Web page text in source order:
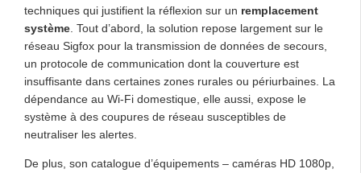
techniques qui justifient la réflexion sur un remplacement
système . Tout d’abord, la solution repose largement sur le
réseau Sigfox pour la transmission de données de secours,
un protocole de communication dont la couverture est
insuffisante dans certaines zones rurales ou périurbaines. La
dépendance au Wi-Fi domestique, elle aussi, expose le
système à des coupures de réseau susceptibles de
neutraliser les alertes.
De plus, son catalogue d’équipements – caméras HD 1080p,